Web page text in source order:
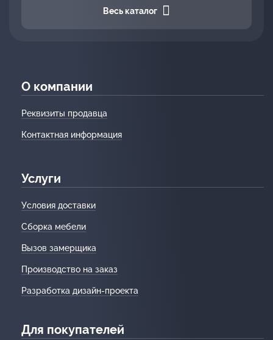
Весь каталог
О компании
Реквизиты продавца
Контактная информация
Услуги
Условия доставки
Сборка мебели
Вызов замерщика
Производство на заказ
Разработка дизайн-проекта
Для покупателей